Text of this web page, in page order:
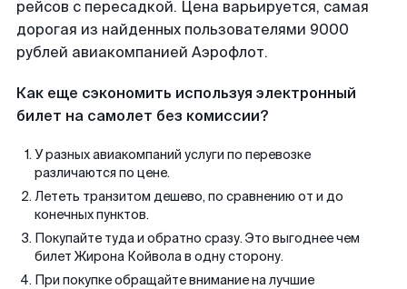
рейсов с пересадкой. Цена варьируется, самая
дорогая из найденных пользователями 9000
рублей авиакомпанией Аэрофлот.
Как еще сэкономить используя электронный
билет на самолет без комиссии?
У разных авиакомпаний услуги по перевозке
различаются по цене.
Лететь транзитом дешево, по сравнению от и до
конечных пунктов.
Покупайте туда и обратно сразу. Это выгоднее чем
билет Жирона Койвола в одну сторону.
При покупке обращайте внимание на лучшие